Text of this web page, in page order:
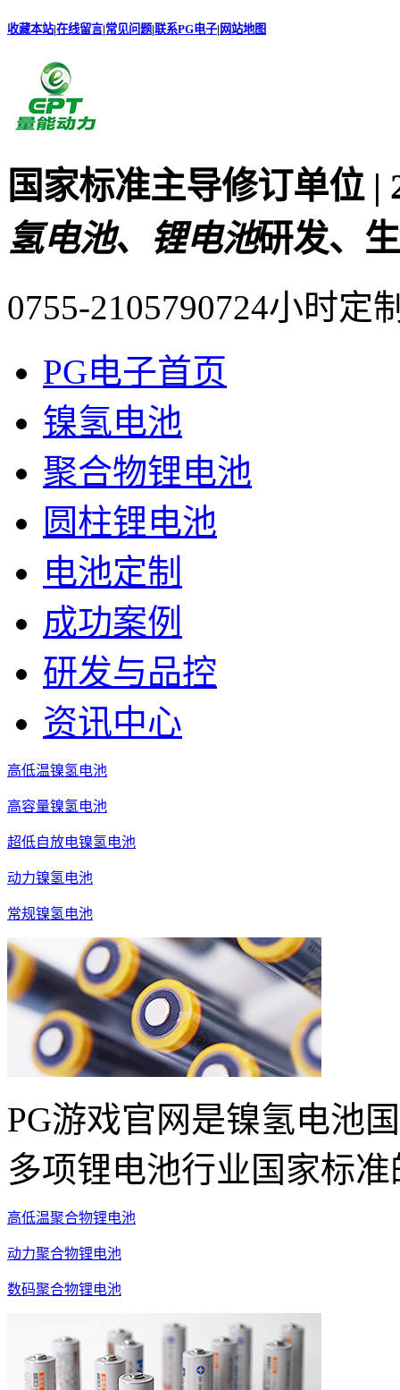
收藏本站|在线留言|常见问题|联系PG电子| 网站地图
国家标准主导修订单位 |
氢电池、锂电池研发、
0755-2105790724小时定
PG电子首页
镍氢电池
聚合物锂电池
圆柱锂电池
电池定制
成功案例
研发与品控
资讯中心
高低温镍氢电池
高容量镍氢电池
超低自放电镍氢电池
动力镍氢电池
常规镍氢电池
PG游戏官网是镍氢电池
多项锂电池行业国家标
高低温聚合物锂电池
动力聚合物锂电池
数码聚合物锂电池